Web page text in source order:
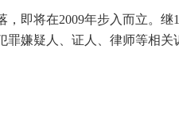
即将在2009年步入而立。
嫌疑人、证人、律师等相